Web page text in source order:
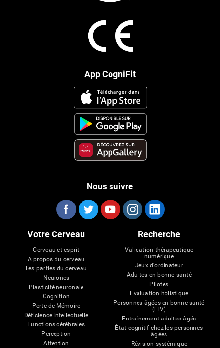
App CogniFit
Nous suivre
Votre Cerveau
Cerveau et esprit
A propos du cerveau
Les parties du cerveau
Neurones
Plasticité neuronale
Cognition
Perte de Mémoire
Déficience intellectuelle
Functions cérébrales
Perception
Attention
Recherche
Validation thérapeutique
numérique
Jeux d'ordinateur
Adultes en bonne santé
Pilotes
Évaluation holistique
Personnes âgées en bonne santé
(iTV)
Entraînement adultes âgés
État cognitif chez les personnes
âgées
Révision systémique